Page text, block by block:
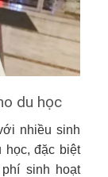
du học
nhiều sinh
đặc biệt
sinh hoạt